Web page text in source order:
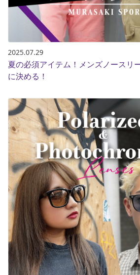
2025.07.29
夏の必須アイテム！メンズノースリ
に決める！